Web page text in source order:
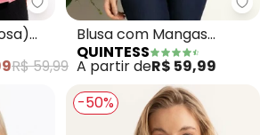
Quintess - Blusa Alongada
R$ 59,99
Blusa com Mangas
Curtas (Mescla)
QUINTESS
A partir deR$ 59,99
-50%